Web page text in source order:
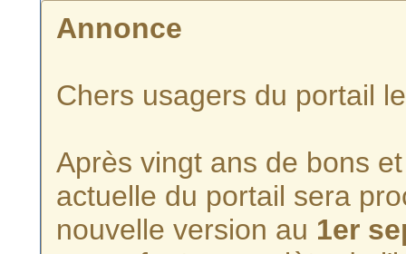
Annonce
Chers usagers du portail
Après vingt ans de bons
actuelle du portail sera
nouvelle version au 1er